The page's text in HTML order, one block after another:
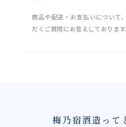
商品や配送・お支払いについて
だくご質問にお答えしております
梅乃宿酒造って